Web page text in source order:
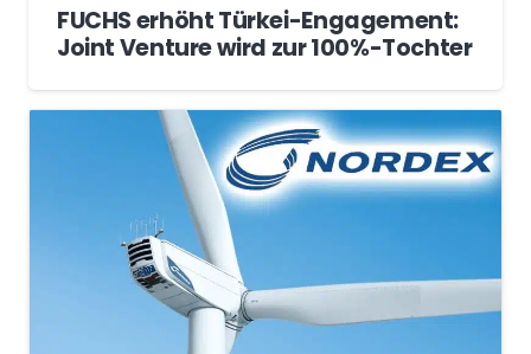
FUCHS erhöht Türkei-Engagement:
Joint Venture wird zur 100%-Tochter